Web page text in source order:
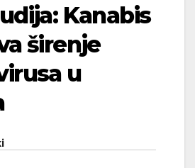
Kanabis
širenje
u